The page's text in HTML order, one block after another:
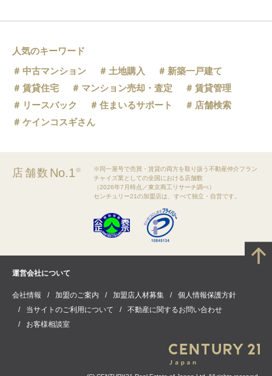
人気のキーワード
中古マンション
土地購入
新築一戸建て
賃貸住宅
マンション売却・査定
賃貸管理
リースバック
住まいるサポート
店舗検索
ケインコスギさん
店舗数 No.1※
※同一屋号で売買・賃貸の両方を取り扱う不動産仲介フラン
チャイズ業としての全国における店舗数
（2026年7月時点／東京商工リサーチ調べ）
センチュリー21の加盟店は、すべて独立・自営です。
運営会社について
会社情報 加盟のご案内 加盟店人材募集
個人情報保護方針
当サイトのご利用について
不動産に関するお問い合わせ
お客様相談室